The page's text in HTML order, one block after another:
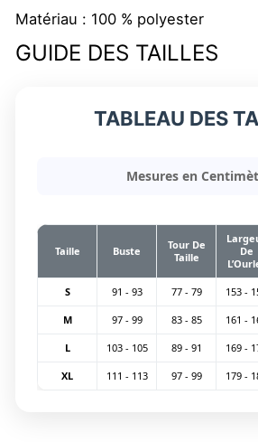
Matériau : 100 % polyester
GUIDE DES TAILLES
TABLEAU DES
Mesures en
Taille Buste
Tour De
Taille
De
S 91 - 93 77 - 79 153 -
M 97 - 99 83 - 85 161 -
L 103 - 105 89 - 91 169 -
XL 111 - 113 97 - 99 179 -